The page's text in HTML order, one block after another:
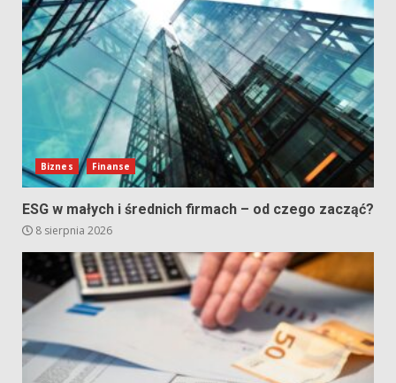
Biznes Finanse
ESG w małych i średnich firmach – od czego zacząć?
8 sierpnia 2026